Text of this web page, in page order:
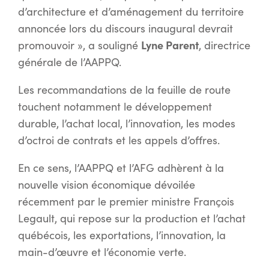
d’architecture et d’aménagement du territoire
annoncée lors du discours inaugural devrait
promouvoir », a souligné Lyne Parent, directrice
générale de l’AAPPQ.
Les recommandations de la feuille de route
touchent notamment le développement
durable, l’achat local, l’innovation, les modes
d’octroi de contrats et les appels d’offres.
En ce sens, l’AAPPQ et l’AFG adhèrent à la
nouvelle vision économique dévoilée
récemment par le premier ministre François
Legault, qui repose sur la production et l’achat
québécois, les exportations, l’innovation, la
main-d’œuvre et l’économie verte.